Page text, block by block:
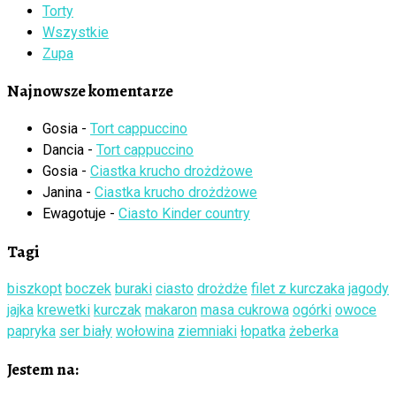
Torty
Wszystkie
Zupa
Najnowsze komentarze
Gosia - Tort cappuccino
Dancia - Tort cappuccino
Gosia - Ciastka krucho drożdżowe
Janina - Ciastka krucho drożdżowe
Ewagotuje - Ciasto Kinder country
Tagi
biszkopt boczek buraki ciasto drożdże filet z kurczaka jagody
jajka krewetki kurczak makaron masa cukrowa ogórki owoce
papryka ser biały wołowina ziemniaki łopatka żeberka
Jestem na: